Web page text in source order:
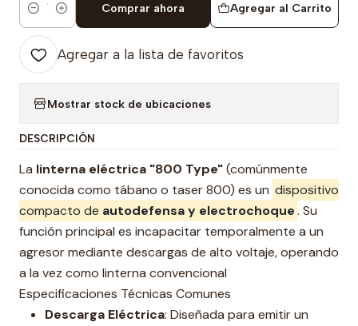
Cantidad
Agregar al Carrito
Comprar ahora
Agregar a la lista de favoritos
Mostrar stock de ubicaciones
DESCRIPCIÓN
La linterna eléctrica "800 Type"(comúnmente
conocida como tábano o taser 800) es un dispositivo
compacto de autodefensa y electrochoque. Su
función principal es incapacitar temporalmente a un
agresor mediante descargas de alto voltaje, operando
a la vez como linterna convencional
Especificaciones Técnicas Comunes
Descarga Eléctrica: Diseñada para emitir un